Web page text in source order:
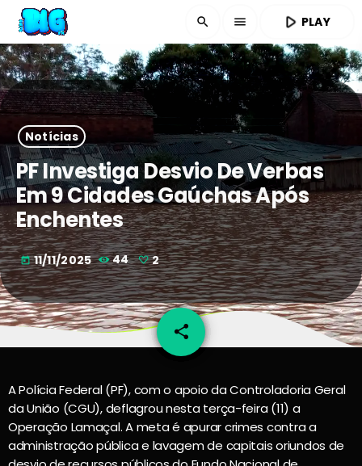
search menu play_arrow PLAY
Notícias
PF Investiga Desvio De Verbas
Em 9 Cidades Gaúchas Após
Enchentes
today 11/11/2025 44 2
share
email
A Polícia Federal (PF), com o apoio da Controladoria Geral
da União (CGU), deflagrou nesta terça-feira (11) a
Operação Lamaçal. A meta é apurar crimes contra a
administração pública e lavagem de capitais oriundos de